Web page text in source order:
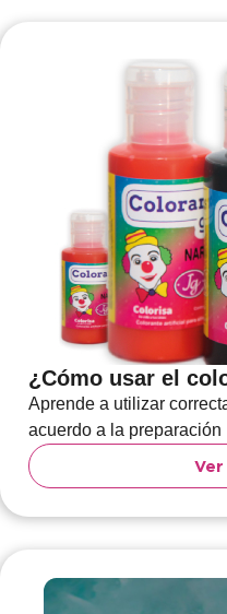
¿Cómo usar el
Aprende a utilizar
acuerdo a la preparación